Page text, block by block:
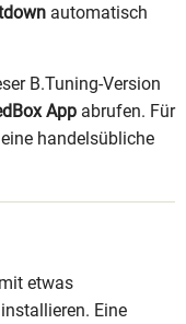
automatisch
B.Tuning-Version
App abrufen. Für
handelsübliche
etwas
Eine